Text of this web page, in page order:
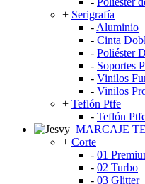
+ Serigrafía
- Aluminio
- Cinta
- Poliéster
- Soportes
- Vinilos
- Vinilos
+ Teflón Ptfe
- Teflón
MARCAJE
+ Corte
- 01
- 02 Turbo
- 03 Glitter